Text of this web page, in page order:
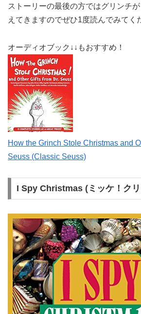
ストーリーの最後の方ではグリンチ
えてきますのでぜひ1度読んでみてく
オーディオブック↓↓もおすすめ！
How the Grinch Stole Christmas and
Seuss (Classic Seuss)
I Spy Christmas (ミッケ！ク